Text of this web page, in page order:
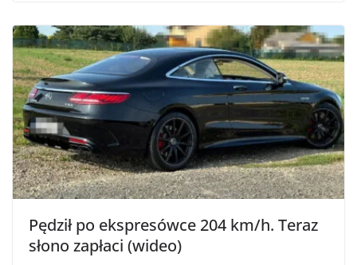
Pędził po ekspresówce 204 km/h. Teraz
słono zapłaci (wideo)